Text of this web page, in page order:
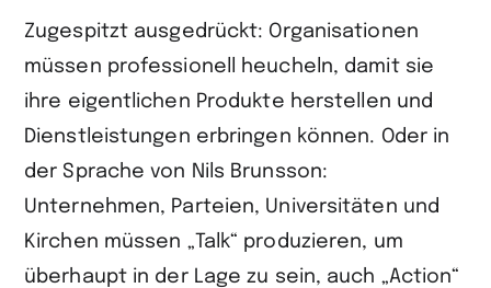
Zugespitzt ausgedrückt: Organisationen
müssen professionell heucheln, damit sie
ihre eigentlichen Produkte herstellen und
Dienstleistungen erbringen können. Oder in
der Sprache von Nils Brunsson:
Unternehmen, Parteien, Universitäten und
Kirchen müssen „Talk“ produzieren, um
überhaupt in der Lage zu sein, auch „Action“